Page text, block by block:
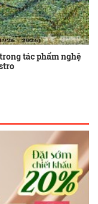
tác phẩm nghệ